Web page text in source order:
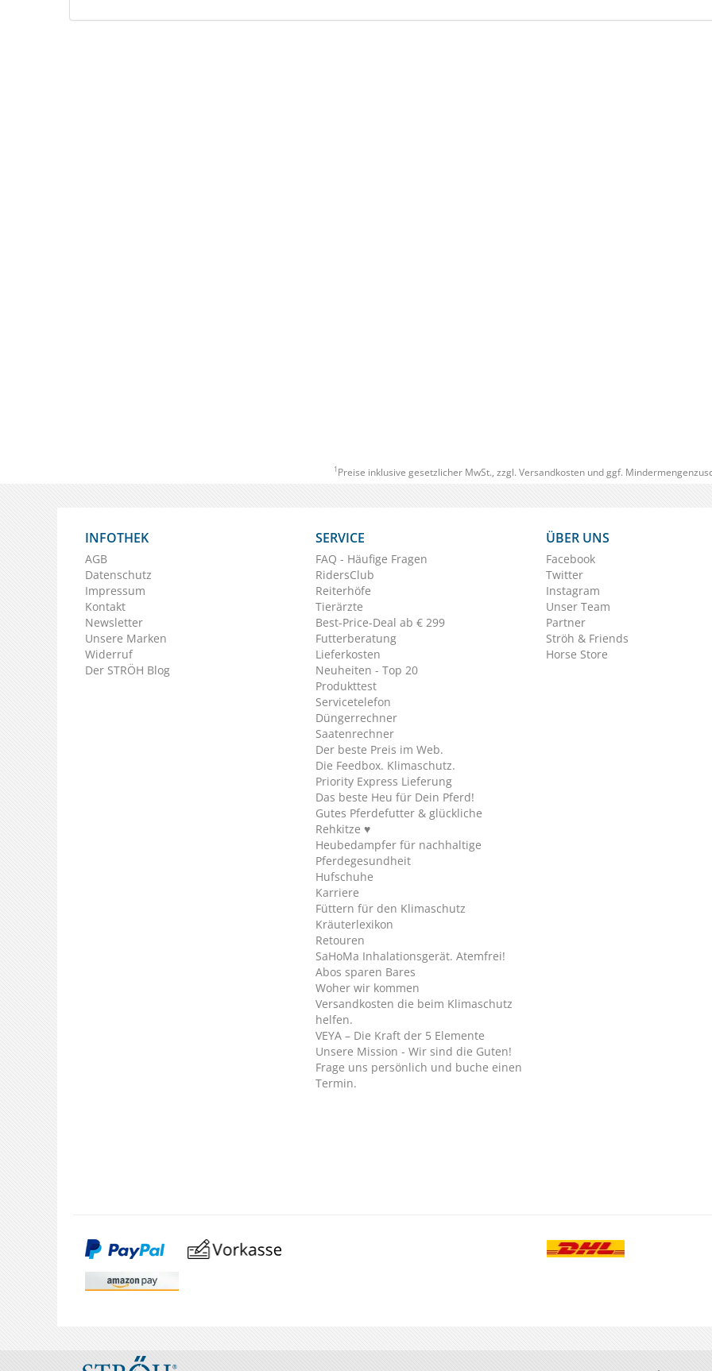
1 Preise inklusive gesetzlicher MwSt., zzgl. Versandkostenund ggf.
INFOTHEK
AGB
Datenschutz
Impressum
Kontakt
Newsletter
Unsere Marken
Widerruf
Der STRÖH Blog
SERVICE
FAQ - Häufige Fragen
RidersClub
Reiterhöfe
Tierärzte
Best-Price-Deal ab € 299
Futterberatung
Lieferkosten
Neuheiten - Top 20
Produkttest
Servicetelefon
Düngerrechner
Saatenrechner
Der beste Preis im Web.
Die Feedbox. Klimaschutz.
Priority Express Lieferung
Das beste Heu für Dein Pferd!
Gutes Pferdefutter & glückliche
Rehkitze ♥
Heubedampfer für nachhaltige
Pferdegesundheit
Hufschuhe
Karriere
Füttern für den Klimaschutz
Kräuterlexikon
Retouren
SaHoMa Inhalationsgerät. Atemfrei!
Abos sparen Bares
Woher wir kommen
Versandkosten die beim Klimaschutz
helfen.
VEYA – Die Kraft der 5 Elemente
Unsere Mission - Wir sind die Guten!
Frage uns persönlich und buche einen
Termin.
ÜBER UNS
Facebook
Twitter
Instagram
Unser Team
Partner
Ströh & Friends
Horse Store